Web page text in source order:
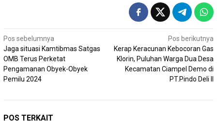
Navigasi
pos
Pos sebelumnya
Jaga situasi Kamtibmas Satgas
OMB Terus Perketat
Pengamanan Obyek-Obyek
Pemilu 2024
Pos berikutnya
Kerap Keracunan Kebocoran Gas
Klorin, Puluhan Warga Dua Desa
Kecamatan Ciampel Demo di
PT.Pindo Deli II
POS TERKAIT